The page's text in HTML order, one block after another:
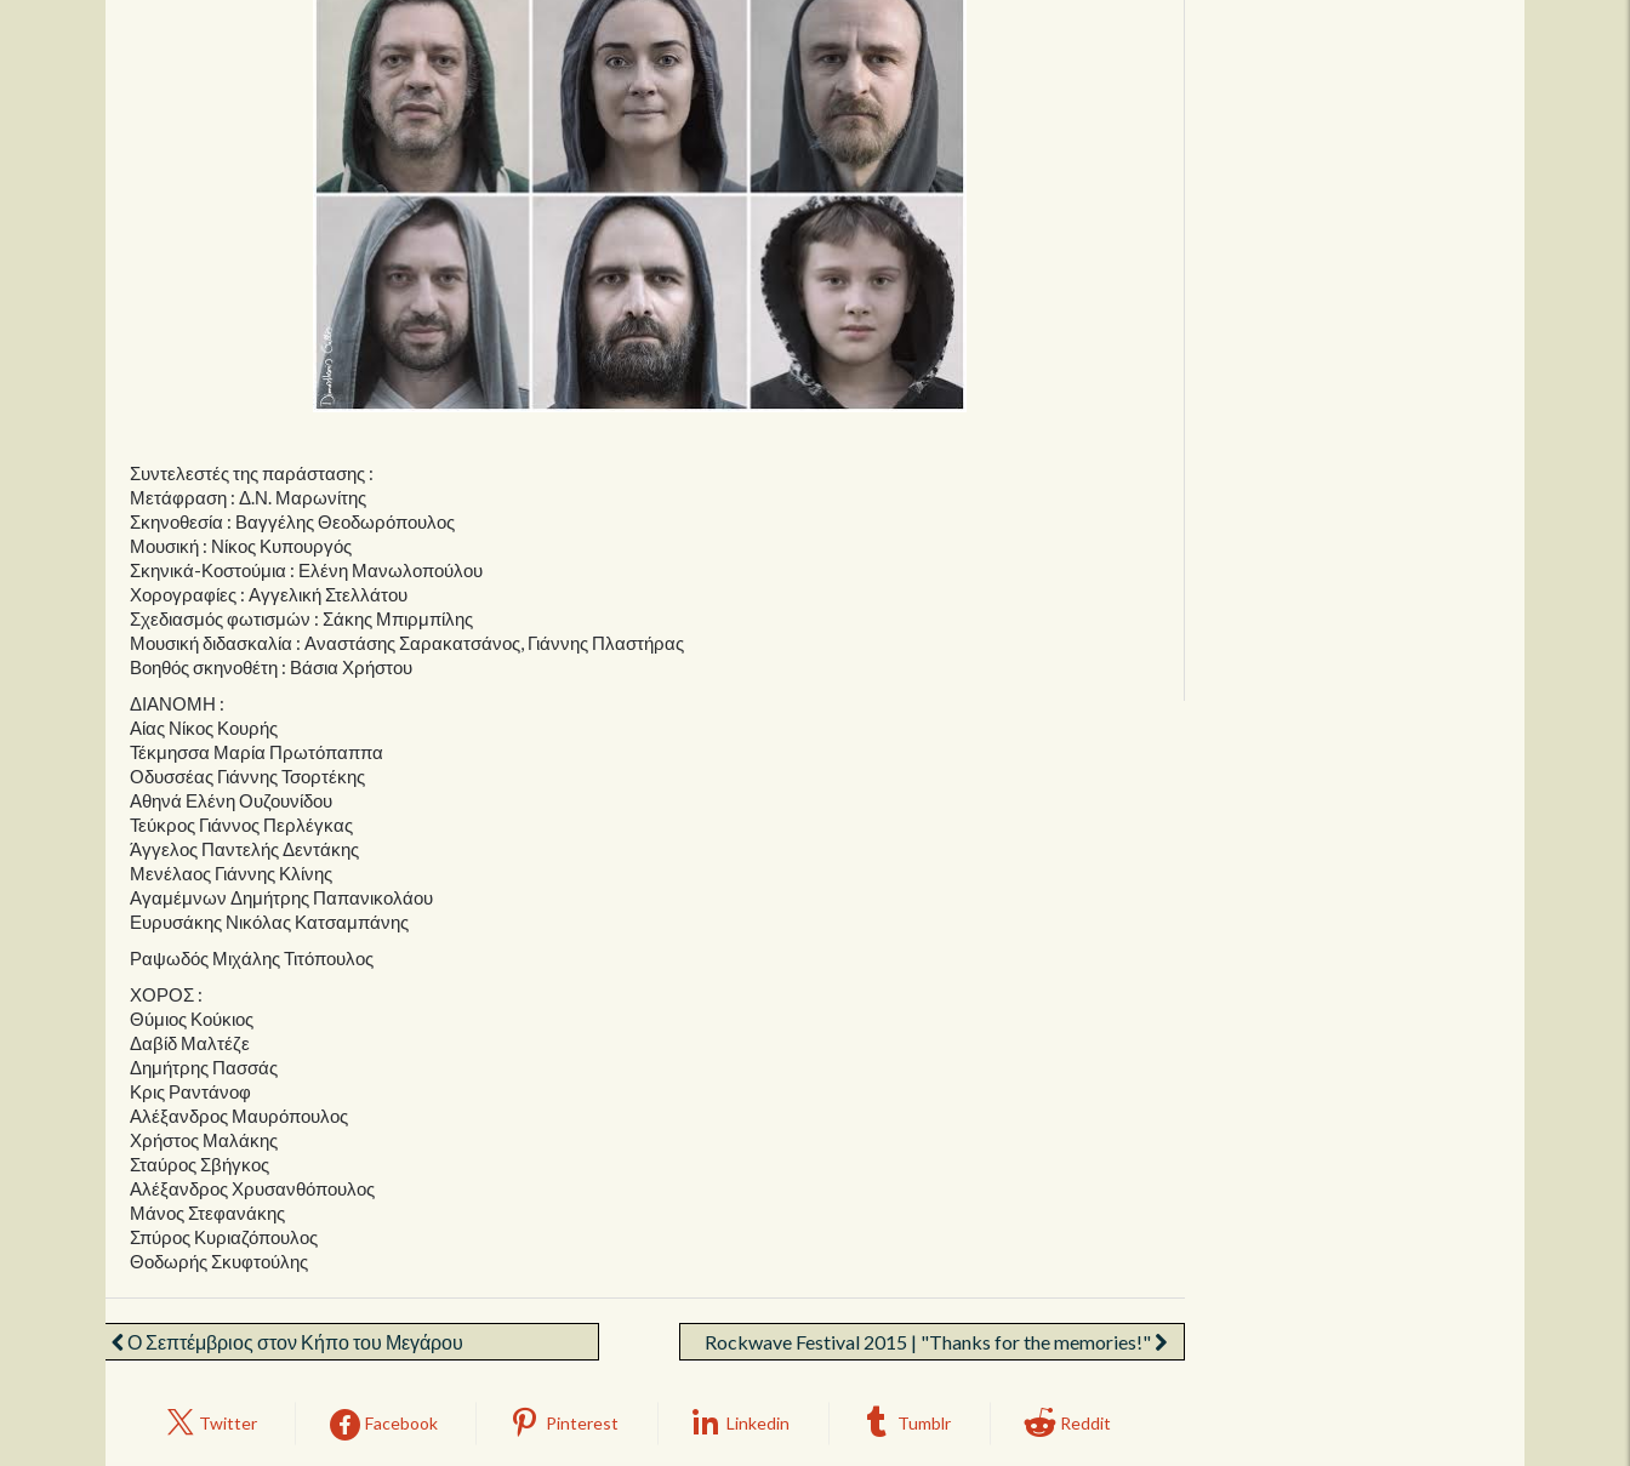
Συντελεστές της παράστασης :
Μετάφραση : Δ.Ν. Μαρωνίτης
Σκηνοθεσία : Βαγγέλης Θεοδωρόπουλος
Μουσική : Νίκος Κυπουργός
Σκηνικά-Κοστούμια : Ελένη Μανωλοπούλου
Χορογραφίες : Αγγελική Στελλάτου
Σχεδιασμός φωτισμών : Σάκης Μπιρμπίλης
Μουσική διδασκαλία : Αναστάσης Σαρακατσάνος, Γιάννης Πλαστήρας
Βοηθός σκηνοθέτη : Βάσια Χρήστου
ΔΙΑΝΟΜΗ :
Αίας Νίκος Κουρής
Τέκμησσα Μαρία Πρωτόπαππα
Οδυσσέας Γιάννης Τσορτέκης
Αθηνά Ελένη Ουζουνίδου
Τεύκρος Γιάννος Περλέγκας
Άγγελος Παντελής Δεντάκης
Μενέλαος Γιάννης Κλίνης
Αγαμέμνων Δημήτρης Παπανικολάου
Ευρυσάκης Νικόλας Κατσαμπάνης
Ραψωδός Μιχάλης Τιτόπουλος
ΧΟΡΟΣ :
Θύμιος Κούκιος
Δαβίδ Μαλτέζε
Δημήτρης Πασσάς
Κρις Ραντάνοφ
Αλέξανδρος Μαυρόπουλος
Χρήστος Μαλάκης
Σταύρος Σβήγκος
Αλέξανδρος Χρυσανθόπουλος
Μάνος Στεφανάκης
Σπύρος Κυριαζόπουλος
Θοδωρής Σκυφτούλης
Ο Σεπτέμβριος στον Κήπο του Μεγάρου Rockwave Festival 2015 | "Thanks for the memories!"
Twitter Facebook Pinterest Linkedin Tumblr Reddit